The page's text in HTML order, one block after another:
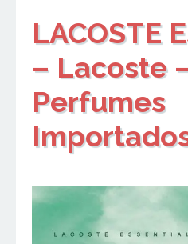
LACOSTE
– Lacoste
Perfumes